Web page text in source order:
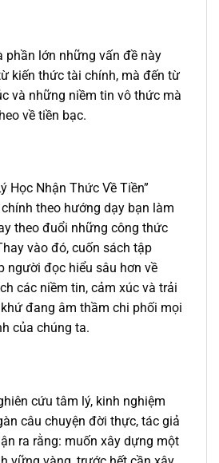
phần lớn những vấn đề này
kiến thức tài chính, mà đến từ
và những niềm tin vô thức mà
về tiền bạc.
Học Nhận Thức Về Tiền”
theo hướng dạy bạn làm
theo đuổi những công thức
vào đó, cuốn sách tập
người đọc hiểu sâu hơn về
các niềm tin, cảm xúc và trải
đang âm thầm chi phối mọi
của chúng ta.
cứu tâm lý, kinh nghiệm
câu chuyện đời thực, tác giả
ra rằng: muốn xây dựng một